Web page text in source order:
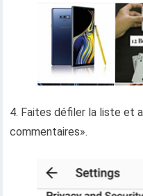
4. Faites défiler la liste et
commentaires».